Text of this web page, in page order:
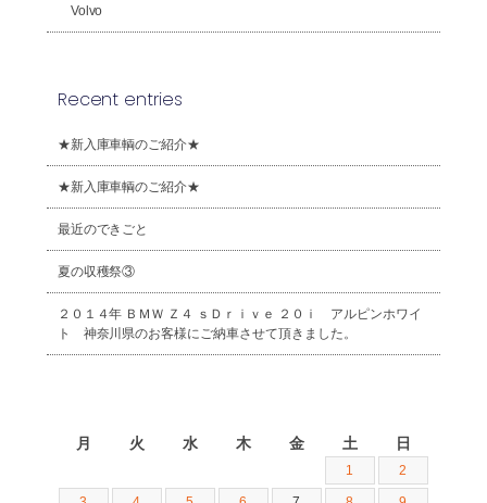
Volvo
Recent entries
★新入庫車輌のご紹介★
★新入庫車輌のご紹介★
最近のできごと
夏の収穫祭③
２０１４年 ＢＭＷ Ｚ４ ｓＤｒｉｖｅ ２０ｉ アルピンホワイ
ト 神奈川県のお客様にご納車させて頂きました。
月 火 水 木 金 土 日
1 2